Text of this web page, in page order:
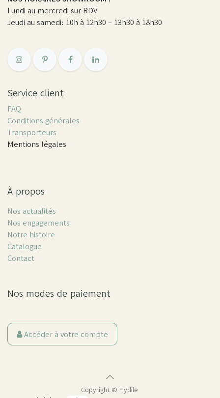
Lundi au mercredi sur RDV
Jeudi au samedi: 10h à 12h30 - 13h30 à 18h30
Service client
FAQ
Conditions générales
Transporteurs
Mentions légales
À propos
Nos actualités
Nos engagements
Notre histoire
Catalogue
Contact
Nos modes de paiement
Accéder à votre compte
Copyright © Hydile